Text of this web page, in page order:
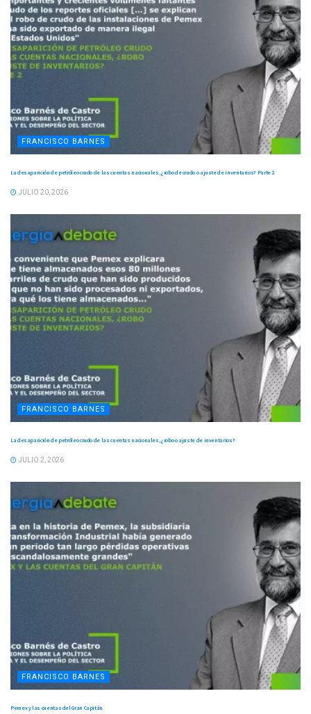
FRANCISCO BARNES
La desaparición de petróleo crudo de las cuentas nacionales, ¿robo de crudo o ajuste de inventarios? Parte 2
JULIO 20, 2026
FRANCISCO BARNES
La desaparición de petróleo crudo de las cuentas nacionales, ¿robo o ajuste de inventarios?
JULIO 2, 2026
FRANCISCO BARNES
Pemex y las cuentas del Gran Capitán